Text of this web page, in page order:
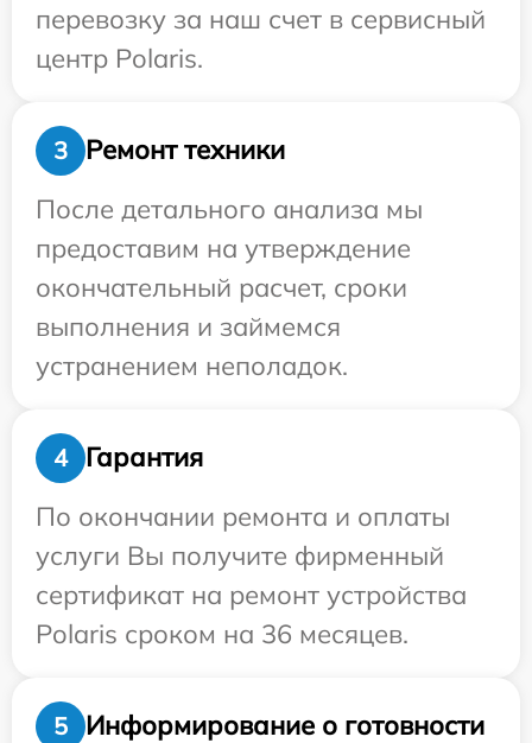
перевозку за наш счет в сервисный
центр Polaris.
3
Ремонт техники
После детального анализа мы
предоставим на утверждение
окончательный расчет, сроки
выполнения и займемся
устранением неполадок.
4
Гарантия
По окончании ремонта и оплаты
услуги Вы получите фирменный
сертификат на ремонт устройства
Polaris сроком на 36 месяцев.
5
Информирование о готовности